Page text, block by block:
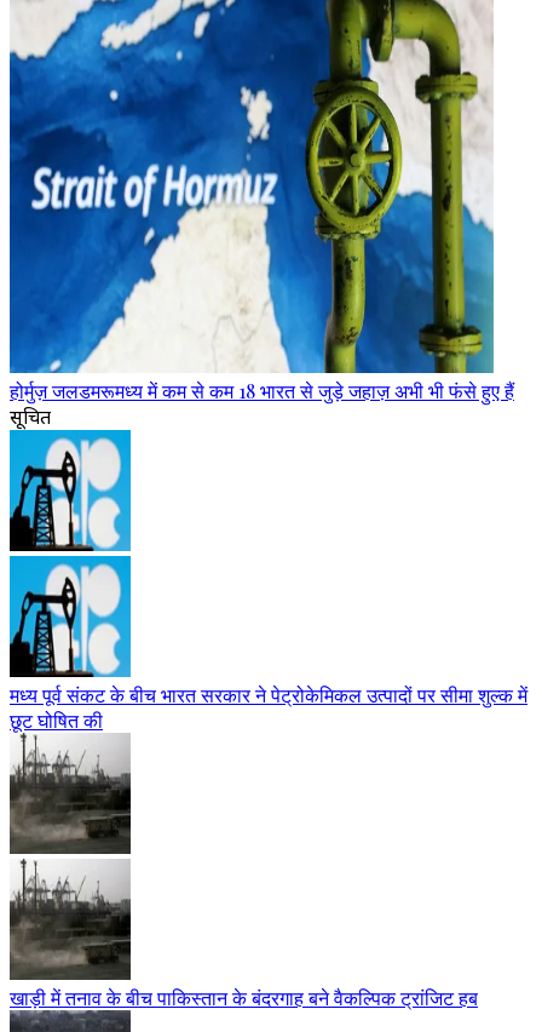
होर्मुज़ जलडमरूमध्य में कम से कम 18 भारत से जुड़े जहाज़ अभी भी फंसे हुए हैं
सूचित
मध्य पूर्व संकट के बीच भारत सरकार ने पेट्रोकेमिकल उत्पादों पर सीमा शुल्क में
छूट घोषित की
खाड़ी में तनाव के बीच पाकिस्तान के बंदरगाह बने वैकल्पिक ट्रांजिट हब